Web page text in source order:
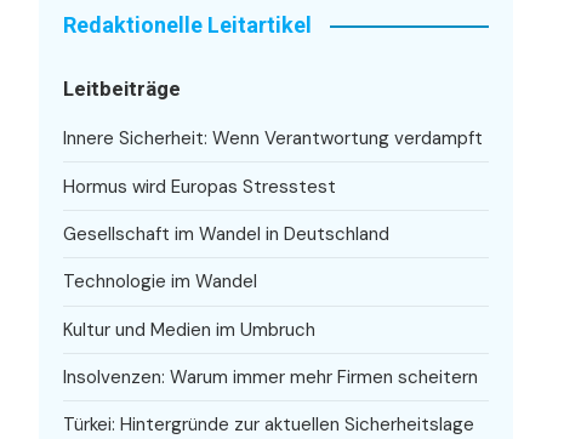
Redaktionelle Leitartikel
Leitbeiträge
Innere Sicherheit: Wenn Verantwortung verdampft
Hormus wird Europas Stresstest
Gesellschaft im Wandel in Deutschland
Technologie im Wandel
Kultur und Medien im Umbruch
Insolvenzen: Warum immer mehr Firmen scheitern
Türkei: Hintergründe zur aktuellen Sicherheitslage